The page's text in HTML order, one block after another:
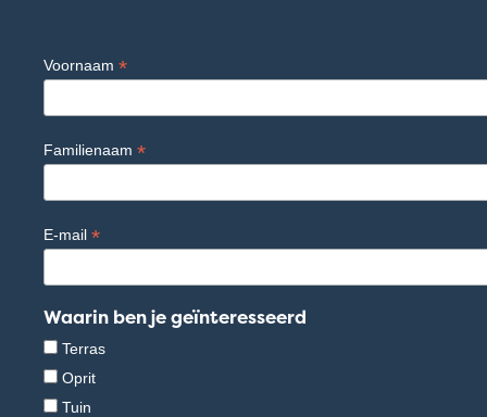
Voornaam *
Familienaam *
E-mail *
Waarin ben je geïnteresseerd
Terras
Oprit
Tuin